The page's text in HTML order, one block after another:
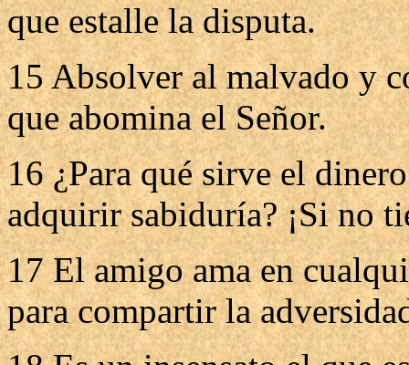
que estalle la disputa.
15 Absolver al malvado y
que abomina el Señor.
16 ¿Para qué sirve el
adquirir sabiduría? ¡Si no
17 El amigo ama en
para compartir la